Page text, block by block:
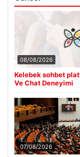
08/08/2026
Kelebek sohbet
Ve Chat Deneyimi
07/08/2026